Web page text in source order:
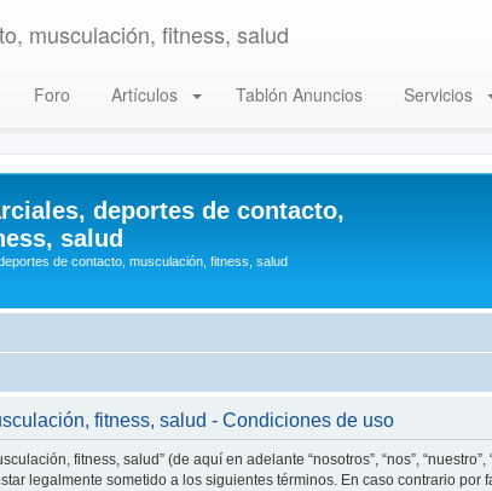
musculación, fitness, salud
Foro Artículos Tablón Anuncios Servicios
deportes de contacto,
salud
de contacto, musculación, fitness, salud
fitness, salud - Condiciones de uso
fitness, salud” (de aquí en adelante “nosotros”, “nos”,
legalmente sometido a los siguientes términos. En caso contrario